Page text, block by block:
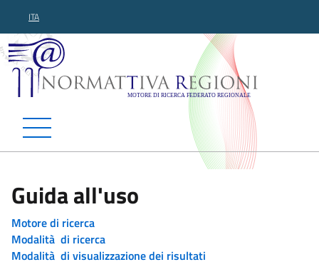
ITA
Normattiva Regioni -
Guida all'uso
Motore di ricerca
Modalità di ricerca
Modalità di visualizzazione dei risultati